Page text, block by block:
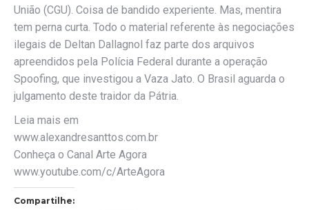
União (CGU). Coisa de bandido experiente. Mas, mentira
tem perna curta. Todo o material referente às negociações
ilegais de Deltan Dallagnol faz parte dos arquivos
apreendidos pela Polícia Federal durante a operação
Spoofing, que investigou a Vaza Jato. O Brasil aguarda o
julgamento deste traidor da Pátria.
Leia mais em
www.alexandresanttos.com.br
Conheça o Canal Arte Agora
www.youtube.com/c/ArteAgora
Compartilhe: